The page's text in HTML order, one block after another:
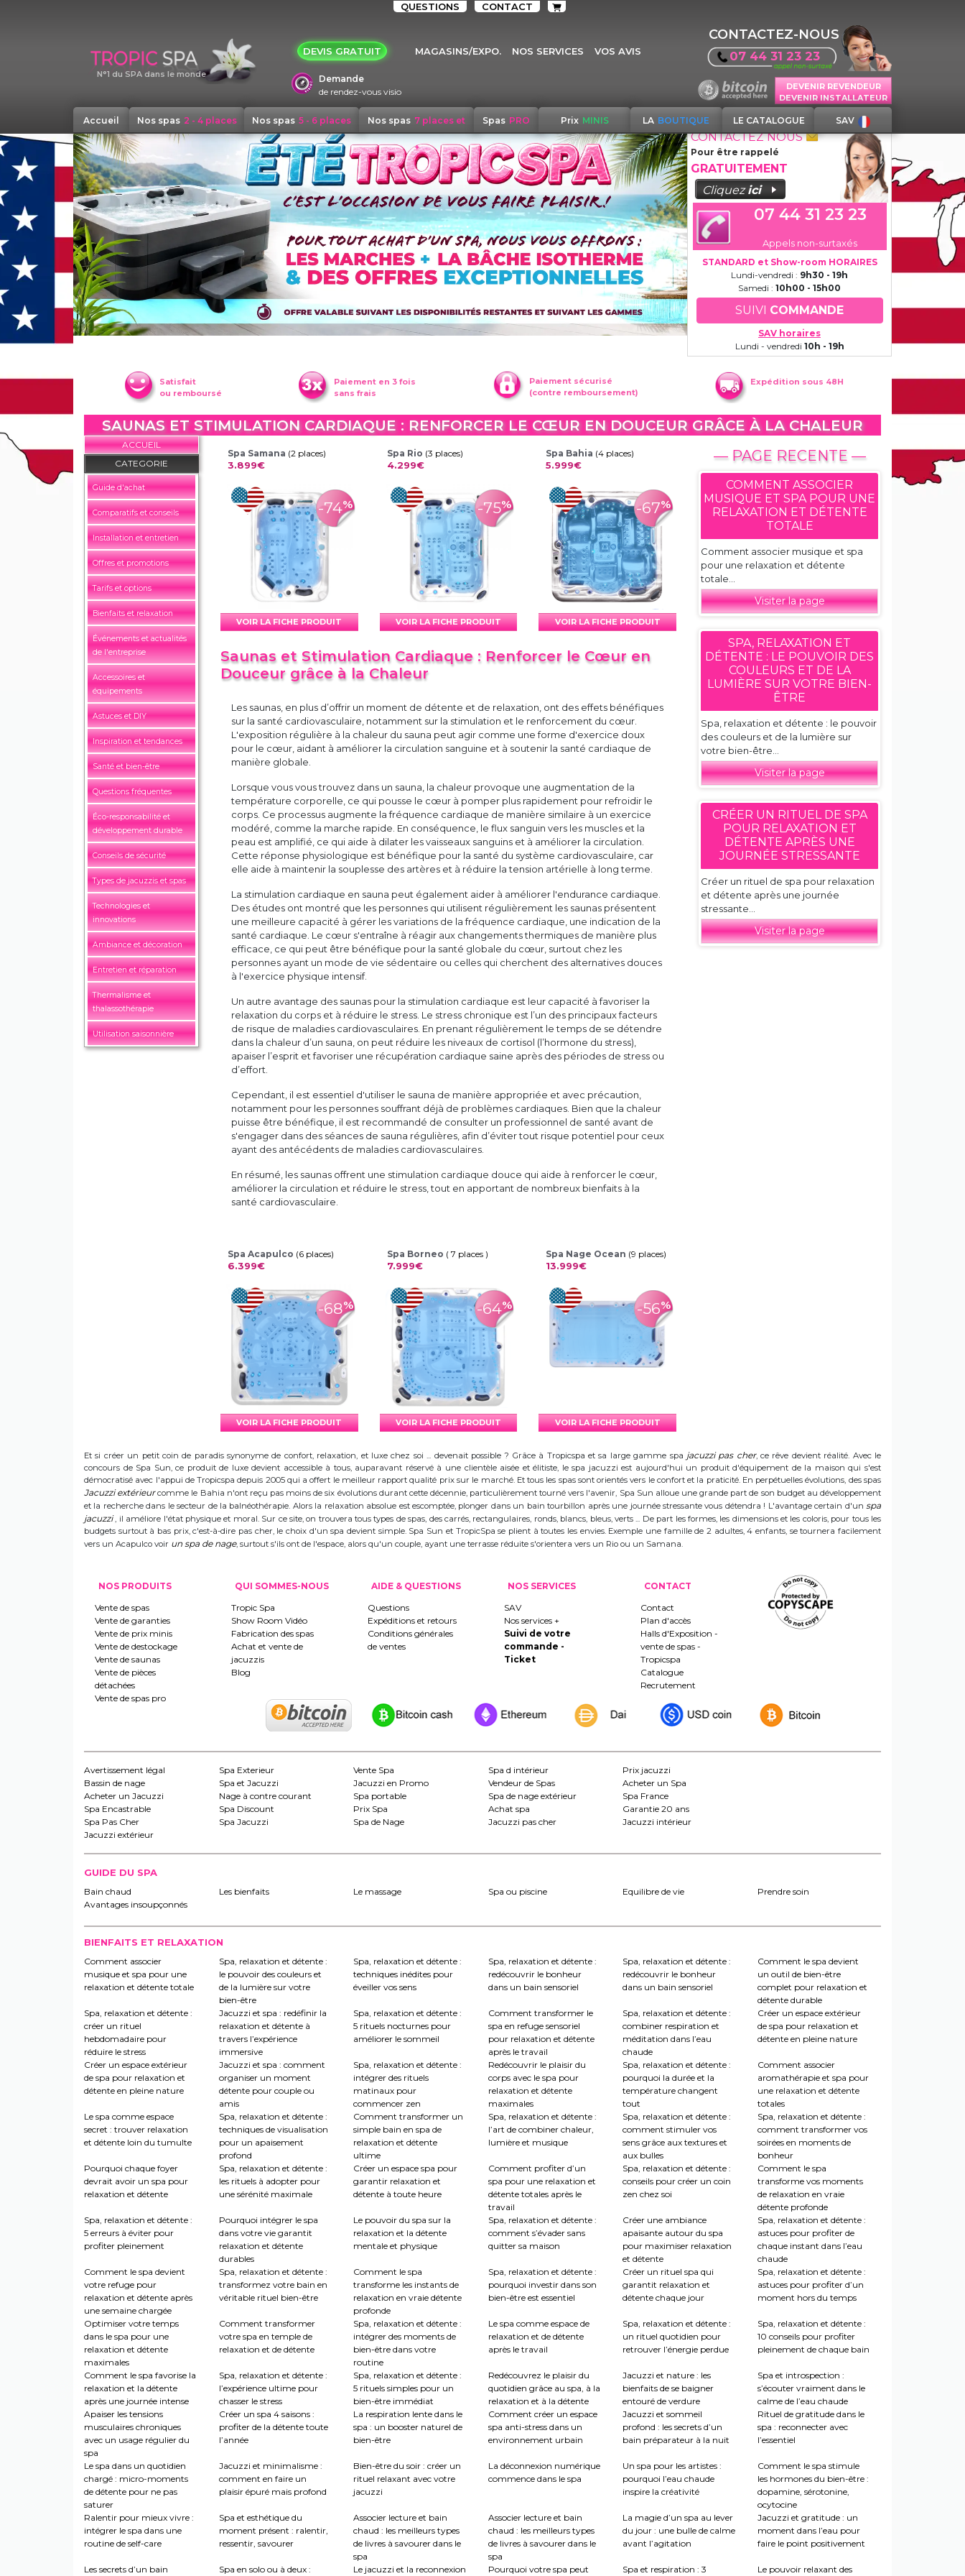
QUESTIONS CONTACT
N°1 du SPA dans le monde
DEVIS GRATUIT MAGASINS/EXPO. NOS SERVICES VOS AVIS
Demande
de rendez-vous visio
CONTACTEZ-NOUS
07 44 31 23 23
DEVENIR REVENDEUR
DEVENIR INSTALLATEUR
Accueil Nos spas 2 - 4 places Nos spas 5 - 6 places Nos spas 7 places et
+
Spas PRO Prix MINIS LA BOUTIQUE LE CATALOGUE SAV
CONTACTEZ NOUS
Pour être rappelé
GRATUITEMENT
Cliquezici
07 44 31 23 23
Appels non-surtaxés
STANDARD et Show-room HORAIRES
Lundi-vendredi : 9h30 - 19h
Samedi : 10h00 - 15h00
SUIVI COMMANDE
SAV horaires
Lundi - vendredi 10h - 19h
Satisfait
ou remboursé
Paiement en 3 fois
sans frais
Paiement sécurisé
(contre remboursement)
Expédition sous 48H
SAUNAS ET STIMULATION CARDIAQUE : RENFORCER LE CŒUR EN DOUCEUR GRÂCE À LA CHALEUR
ACCUEIL
CATEGORIE
Guide d'achat
Comparatifs et conseils
Installation et entretien
Offres et promotions
Tarifs et options
Bienfaits et relaxation
Événements et actualités
de l'entreprise
Accessoires et
équipements
Astuces et DIY
Inspiration et tendances
Santé et bien-être
Questions fréquentes
Éco-responsabilité et
développement durable
Conseils de sécurité
Types de jacuzzis et spas
Technologies et
innovations
Ambiance et décoration
Entretien et réparation
Thermalisme et
thalassothérapie
Utilisation saisonnière
Spa Samana (2 places)
3.899€
-74%
VOIR LA FICHE PRODUIT
Spa Rio (3 places)
4.299€
-75%
VOIR LA FICHE PRODUIT
Spa Bahia (4 places)
5.999€
-67%
VOIR LA FICHE PRODUIT
Saunas et Stimulation Cardiaque : Renforcer le Cœur en
Douceur grâce à la Chaleur
Les saunas, en plus d’offrir un moment de détente et de relaxation, ont des effets bénéfiques
sur la santé cardiovasculaire, notamment sur la stimulation et le renforcement du cœur.
L'exposition régulière à la chaleur du sauna peut agir comme une forme d'exercice doux
pour le cœur, aidant à améliorer la circulation sanguine et à soutenir la santé cardiaque de
manière globale.
Lorsque vous vous trouvez dans un sauna, la chaleur provoque une augmentation de la
température corporelle, ce qui pousse le cœur à pomper plus rapidement pour refroidir le
corps. Ce processus augmente la fréquence cardiaque de manière similaire à un exercice
modéré, comme la marche rapide. En conséquence, le flux sanguin vers les muscles et la
peau est amplifié, ce qui aide à dilater les vaisseaux sanguins et à améliorer la circulation.
Cette réponse physiologique est bénéfique pour la santé du système cardiovasculaire, car
elle aide à maintenir la souplesse des artères et à réduire la tension artérielle à long terme.
La stimulation cardiaque en sauna peut également aider à améliorer l'endurance cardiaque.
Des études ont montré que les personnes qui utilisent régulièrement les saunas présentent
une meilleure capacité à gérer les variations de la fréquence cardiaque, une indication de la
santé cardiaque. Le cœur s'entraîne à réagir aux changements thermiques de manière plus
efficace, ce qui peut être bénéfique pour la santé globale du cœur, surtout chez les
personnes ayant un mode de vie sédentaire ou celles qui cherchent des alternatives douces
à l'exercice physique intensif.
Un autre avantage des saunas pour la stimulation cardiaque est leur capacité à favoriser la
relaxation du corps et à réduire le stress. Le stress chronique est l’un des principaux facteurs
de risque de maladies cardiovasculaires. En prenant régulièrement le temps de se détendre
dans la chaleur d’un sauna, on peut réduire les niveaux de cortisol (l’hormone du stress),
apaiser l’esprit et favoriser une récupération cardiaque saine après des périodes de stress ou
d’effort.
Cependant, il est essentiel d'utiliser le sauna de manière appropriée et avec précaution,
notamment pour les personnes souffrant déjà de problèmes cardiaques. Bien que la chaleur
puisse être bénéfique, il est recommandé de consulter un professionnel de santé avant de
s'engager dans des séances de sauna régulières, afin d’éviter tout risque potentiel pour ceux
ayant des antécédents de maladies cardiovasculaires.
En résumé, les saunas offrent une stimulation cardiaque douce qui aide à renforcer le cœur,
améliorer la circulation et réduire le stress, tout en apportant de nombreux bienfaits à la
santé cardiovasculaire.
Spa Acapulco (6 places)
6.399€
-68%
VOIR LA FICHE PRODUIT
Spa Borneo ( 7 places )
7.999€
-64%
VOIR LA FICHE PRODUIT
Spa Nage Ocean (9 places)
13.999€
-56%
VOIR LA FICHE PRODUIT
— PAGE RECENTE —
COMMENT ASSOCIER
MUSIQUE ET SPA POUR UNE
RELAXATION ET DÉTENTE
TOTALE
Comment associer musique et spa
pour une relaxation et détente
totale...
Visiter la page
SPA, RELAXATION ET
DÉTENTE : LE POUVOIR DES
COULEURS ET DE LA
LUMIÈRE SUR VOTRE BIEN-
ÊTRE
Spa, relaxation et détente : le pouvoir
des couleurs et de la lumière sur
votre bien-être...
Visiter la page
CRÉER UN RITUEL DE SPA
POUR RELAXATION ET
DÉTENTE APRÈS UNE
JOURNÉE STRESSANTE
Créer un rituel de spa pour relaxation
et détente après une journée
stressante...
Visiter la page
Et si créer un petit coin de paradis synonyme de confort, relaxation, et luxe chez soi ... devenait possible ? Grâce à Tropicspa et sa large gamme spa jacuzzi pas cher, ce rêve devient réalité. Avec le
concours de Spa Sun, ce produit de luxe devient accessible à tous, auparavant réservé à une clientèle aisée et élitiste, le spa jacuzzi est aujourd'hui un produit d'équipement de la maison qui s'est
démocratisé avec l'appui de Tropicspa depuis 2005 qui a offert le meilleur rapport qualité prix sur le marché. Et tous les spas sont orientés vers le confort et la praticité. En perpétuelles évolutions, des spas
Jacuzzi extérieurcomme le Bahia n'ont reçu pas moins de six évolutions durant cette décennie, particulièrement tourné vers l'avenir, Spa Sun alloue une grande part de son budget au développement
et la recherche dans le secteur de la balnéothérapie. Alors la relaxation absolue est escomptée, plonger dans un bain tourbillon après une journée stressante vous détendra ! L'avantage certain d'un spa
jacuzzi, il améliore l'état physique et moral. Sur ce site, on trouvera tous types de spas, des carrés, rectangulaires, ronds, blancs, bleus, verts ... De part les formes, les dimensions et les coloris, pour tous les
budgets surtout à bas prix, c'est-à-dire pas cher, le choix d'un spa devient simple. Spa Sun et TropicSpa se plient à toutes les envies. Exemple une famille de 2 adultes, 4 enfants, se tournera facilement
vers un Acapulco voir un spa de nage, surtout s'ils ont de l'espace, alors qu'un couple, ayant une terrasse réduite s'orientera vers un Rio ou un Samana.
NOS PRODUITS
Vente de spas
Vente de garanties
Vente de prix minis
Vente de destockage
Vente de saunas
Vente de pièces
détachées
Vente de spas pro
QUI SOMMES-NOUS
Tropic Spa
Show Room Vidéo
Fabrication des spas
Achat et vente de
jacuzzis
Blog
AIDE & QUESTIONS
Questions
Expéditions et retours
Conditions générales
de ventes
NOS SERVICES
SAV
Nos services +
Suivi de votre
commande -
Ticket
CONTACT
Contact
Plan d'accès
Halls d'Exposition -
vente de spas -
Tropicspa
Catalogue
Recrutement
Avertissement légal Spa Exterieur Vente Spa Spa d intérieur
Prix jacuzzi
Bassin de nage
Spa et Jacuzzi Jacuzzi en Promo Vendeur de Spas
Acheter un Spa
Acheter un Jacuzzi
Nage à contre courant Spa portable Spa de nage extérieur
Spa France
Spa Encastrable
Spa Discount Prix Spa Achat spa
Garantie 20 ans
Spa Pas Cher
Spa Jacuzzi Spa de Nage Jacuzzi pas cher
Jacuzzi intérieur
Jacuzzi extérieur
GUIDE DU SPA
Bain chaud Les bienfaits Le massage Spa ou piscine Equilibre de vie
Prendre soin
Avantages insoupçonnés
BIENFAITS ET RELAXATION
Comment associer
musique et spa pour une
relaxation et détente totale
Spa, relaxation et détente :
le pouvoir des couleurs et
de la lumière sur votre
bien-être
Spa, relaxation et détente :
techniques inédites pour
éveiller vos sens
Spa, relaxation et détente :
redécouvrir le bonheur
dans un bain sensoriel
Spa, relaxation et détente :
redécouvrir le bonheur
dans un bain sensoriel
Comment le spa devient
un outil de bien-être
complet pour relaxation et
détente durable
Spa, relaxation et détente :
créer un rituel
hebdomadaire pour
réduire le stress
Jacuzzi et spa : redéfinir la
relaxation et détente à
travers l’expérience
immersive
Spa, relaxation et détente :
5 rituels nocturnes pour
améliorer le sommeil
Comment transformer le
spa en refuge sensoriel
pour relaxation et détente
après le travail
Spa, relaxation et détente :
combiner respiration et
méditation dans l’eau
chaude
Créer un espace extérieur
de spa pour relaxation et
détente en pleine nature
Créer un espace extérieur
de spa pour relaxation et
détente en pleine nature
Jacuzzi et spa : comment
organiser un moment
détente pour couple ou
amis
Spa, relaxation et détente :
intégrer des rituels
matinaux pour
commencer zen
Redécouvrir le plaisir du
corps avec le spa pour
relaxation et détente
maximales
Spa, relaxation et détente :
pourquoi la durée et la
température changent
tout
Comment associer
aromathérapie et spa pour
une relaxation et détente
totales
Le spa comme espace
secret : trouver relaxation
et détente loin du tumulte
Spa, relaxation et détente :
techniques de visualisation
pour un apaisement
profond
Comment transformer un
simple bain en spa de
relaxation et détente
ultime
Spa, relaxation et détente :
l’art de combiner chaleur,
lumière et musique
Spa, relaxation et détente :
comment stimuler vos
sens grâce aux textures et
aux bulles
Spa, relaxation et détente :
comment transformer vos
soirées en moments de
bonheur
Pourquoi chaque foyer
devrait avoir un spa pour
relaxation et détente
Spa, relaxation et détente :
les rituels à adopter pour
une sérénité maximale
Créer un espace spa pour
garantir relaxation et
détente à toute heure
Comment profiter d’un
spa pour une relaxation et
détente totales après le
travail
Spa, relaxation et détente :
conseils pour créer un coin
zen chez soi
Comment le spa
transforme vos moments
de relaxation en vraie
détente profonde
Spa, relaxation et détente :
5 erreurs à éviter pour
profiter pleinement
Pourquoi intégrer le spa
dans votre vie garantit
relaxation et détente
durables
Le pouvoir du spa sur la
relaxation et la détente
mentale et physique
Spa, relaxation et détente :
comment s’évader sans
quitter sa maison
Créer une ambiance
apaisante autour du spa
pour maximiser relaxation
et détente
Spa, relaxation et détente :
astuces pour profiter de
chaque instant dans l’eau
chaude
Comment le spa devient
votre refuge pour
relaxation et détente après
une semaine chargée
Spa, relaxation et détente :
transformez votre bain en
véritable rituel bien-être
Comment le spa
transforme les instants de
relaxation en vraie détente
profonde
Spa, relaxation et détente :
pourquoi investir dans son
bien-être est essentiel
Créer un rituel spa qui
garantit relaxation et
détente chaque jour
Spa, relaxation et détente :
astuces pour profiter d’un
moment hors du temps
Optimiser votre temps
dans le spa pour une
relaxation et détente
maximales
Comment transformer
votre spa en temple de
relaxation et de détente
Spa, relaxation et détente :
intégrer des moments de
bien-être dans votre
routine
Le spa comme espace de
relaxation et de détente
après le travail
Spa, relaxation et détente :
un rituel quotidien pour
retrouver l’énergie perdue
Spa, relaxation et détente :
10 conseils pour profiter
pleinement de chaque bain
Comment le spa favorise la
relaxation et la détente
après une journée intense
Spa, relaxation et détente :
l’expérience ultime pour
chasser le stress
Spa, relaxation et détente :
5 rituels simples pour un
bien-être immédiat
Redécouvrez le plaisir du
quotidien grâce au spa, à la
relaxation et à la détente
Jacuzzi et nature : les
bienfaits de se baigner
entouré de verdure
Spa et introspection :
s’écouter vraiment dans le
calme de l’eau chaude
Apaiser les tensions
musculaires chroniques
avec un usage régulier du
spa
Créer un spa 4 saisons :
profiter de la détente toute
l’année
La respiration lente dans le
spa : un booster naturel de
bien-être
Comment créer un espace
spa anti-stress dans un
environnement urbain
Jacuzzi et sommeil
profond : les secrets d’un
bain préparateur à la nuit
Rituel de gratitude dans le
spa : reconnecter avec
l’essentiel
Le spa dans un quotidien
chargé : micro-moments
de détente pour ne pas
saturer
Jacuzzi et minimalisme :
comment en faire un
plaisir épuré mais profond
Bien-être du soir : créer un
rituel relaxant avec votre
jacuzzi
La déconnexion numérique
commence dans le spa
Un spa pour les artistes :
pourquoi l’eau chaude
inspire la créativité
Comment le spa stimule
les hormones du bien-être :
dopamine, sérotonine,
ocytocine
Ralentir pour mieux vivre :
intégrer le spa dans une
routine de self-care
Spa et esthétique du
moment présent : ralentir,
ressentir, savourer
Associer lecture et bain
chaud : les meilleurs types
de livres à savourer dans le
spa
Associer lecture et bain
chaud : les meilleurs types
de livres à savourer dans le
spa
La magie d’un spa au lever
du jour : une bulle de calme
avant l’agitation
Jacuzzi et gratitude : un
moment dans l’eau pour
faire le point positivement
Les secrets d’un bain Spa en solo ou à deux : Le jacuzzi et la reconnexion Pourquoi votre spa peut Spa et respiration : 3 Le pouvoir relaxant des